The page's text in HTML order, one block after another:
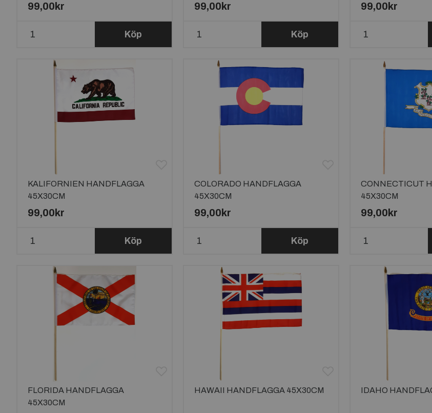
99,00kr
Köp
99,00kr
Köp
99,00kr
KALIFORNIEN HANDFLAGGA
45X30CM
99,00kr
Köp
COLORADO HANDFLAGGA
45X30CM
99,00kr
Köp
CONNECTICUT
45X30CM
99,00kr
FLORIDA HANDFLAGGA
45X30CM
HAWAII HANDFLAGGA 45X30CM IDAHO